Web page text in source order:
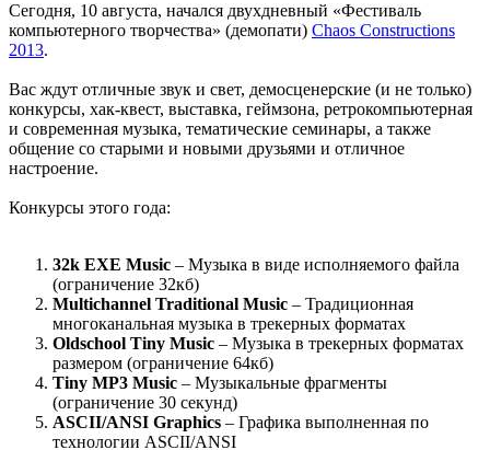
Сегодня, 10 августа, начался двухдневный «Фестиваль
компьютерного творчества» (демопати) Chaos Constructions
2013.
Вас ждут отличные звук и свет, демосценерские (и не только)
конкурсы, хак-квест, выставка, геймзона, ретрокомпьютерная
и современная музыка, тематические семинары, а также
общение со старыми и новыми друзьями и отличное
настроение.
Конкурсы этого года:
32k EXE Music – Музыка в виде исполняемого файла
(ограничение 32кб)
Multichannel Traditional Music – Традиционная
многоканальная музыка в трекерных форматах
Oldschool Tiny Music – Музыка в трекерных форматах
размером (ограничение 64кб)
Tiny MP3 Music – Музыкальные фрагменты
(ограничение 30 секунд)
ASCII/ANSI Graphics – Графика выполненная по
технологии ASCII/ANSI